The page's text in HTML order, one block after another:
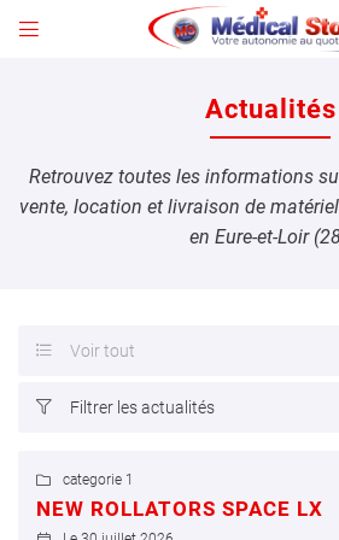

102 Route de Crécy
INSCRIPTION
Actualités
Retrouvez toutes les informations
vente, location et livraison de
en Eure-et-Loir
 Voir tout
 Filtrer les actualités
 categorie 1
NEW ROLLATORS SPACE LX